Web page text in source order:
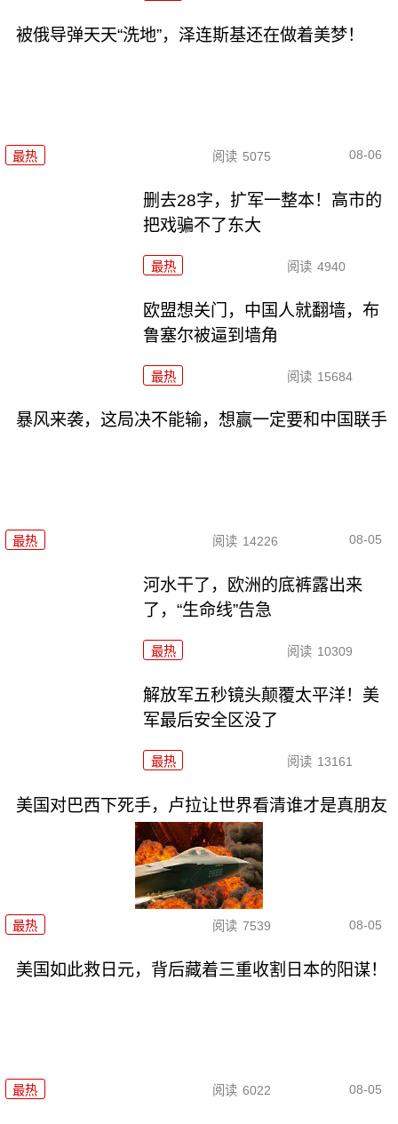
被俄导弹天天“洗地”，泽连斯基还在做着美梦！
最热 阅读 5075 08-06
删去28字，扩军一整本！高市的
把戏骗不了东大
最热 阅读 4940
欧盟想关门，中国人就翻墙，布
鲁塞尔被逼到墙角
最热 阅读 15684
暴风来袭，这局决不能输，想赢一定要和中国联手
最热 阅读 14226 08-05
河水干了，欧洲的底裤露出来
了，“生命线”告急
最热 阅读 10309
解放军五秒镜头颠覆太平洋！美
军最后安全区没了
最热 阅读 13161
美国对巴西下死手，卢拉让世界看清谁才是真朋友
最热 阅读 7539 08-05
美国如此救日元，背后藏着三重收割日本的阳谋！
最热 阅读 6022 08-05